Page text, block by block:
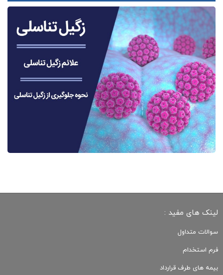
لینک های مفید :
سوالات متداول
فرم استخدام
بیمه های طرف قرارداد